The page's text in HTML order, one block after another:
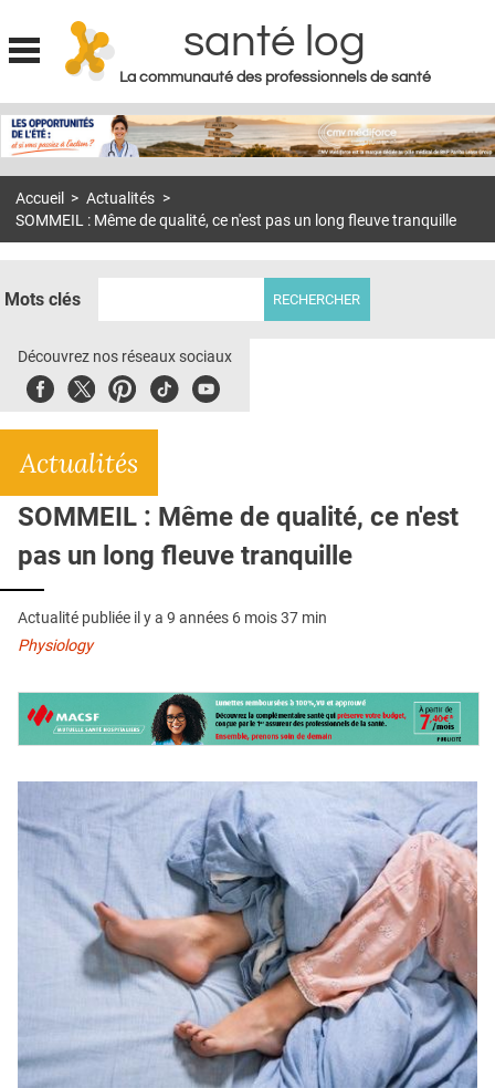
Jump to navigation
santé log
La communauté des professionnels de santé
MON COMPTE
S'ABONNER À LA REVUE SOIN À DOMICILE
DOSSIERS
E-REVUE SAD
L'APP
QUI SOMMES-NOUS ?
PUBLICITÉ
CONDITIONS GÉNÉRALES
CONTACT
Accueil > Actualités >
SOMMEIL : Même de qualité, ce n'est pas un long fleuve tranquille
Mots clés
Découvrez nos réseaux sociaux
FacebookTwitterPinterest
TiktokYoubute
Actualités
SOMMEIL : Même de qualité, ce n'est
pas un long fleuve tranquille
Actualité publiée il y a 9 années 6 mois 37 min
Physiology